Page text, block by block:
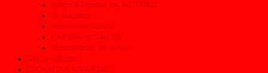
Αρθρα & Ερευνες της AUTOBILD
Τα καλύτερα
Αγοραστικά θέματα
Ηλεκτρικά αυτοκίνητα
Παρουσιάσεις Μοντέλων
Όλες οι ειδήσεις
ΠΡΟΙΟΝΤΑ & ΥΠΗΡΕΣΙΕΣ